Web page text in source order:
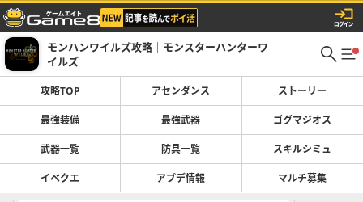
モンハンワイルズ攻略｜モンスターハンターワ
イルズ
攻略TOP アセンダンス ストーリー
最強装備 最強武器 ゴグマジオス
武器一覧 防具一覧 スキルシミュ
イベクエ アプデ情報 マルチ募集